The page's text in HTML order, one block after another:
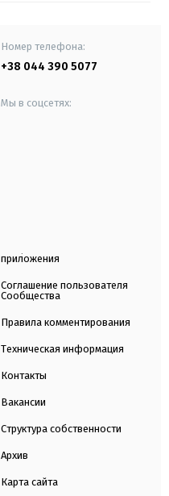
Номер телефона:
+38 044 390 5077
Мы в соцсетях:
приложения
Соглашение пользователя
Сообщества
Правила комментирования
Техническая информация
Контакты
Вакансии
Структура собственности
Архив
Карта сайта